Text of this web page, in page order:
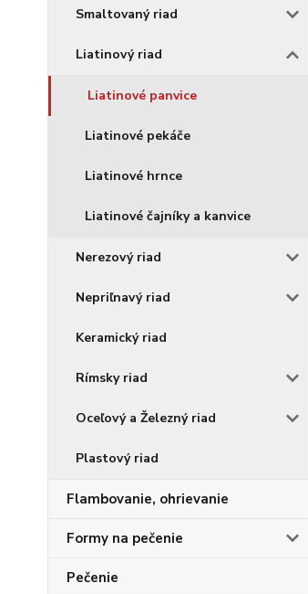
Smaltovaný riad
Liatinový riad
Liatinové panvice
Liatinové pekáče
Liatinové hrnce
Liatinové čajníky a kanvice
Nerezový riad
Nepriľnavý riad
Keramický riad
Rímsky riad
Oceľový a Železný riad
Plastový riad
Flambovanie, ohrievanie
Formy na pečenie
Pečenie